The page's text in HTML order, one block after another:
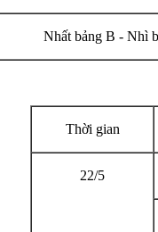
Nhất bảng B - Nhì
Thời gian
22/5